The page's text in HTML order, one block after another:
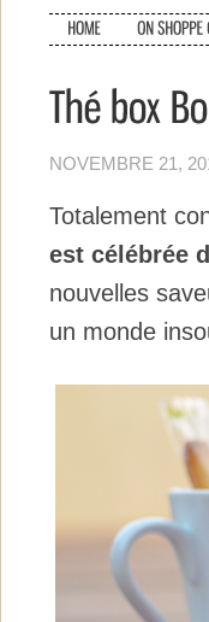
NOVEMBRE 21,
Totalement
est célébrée
nouvelles
un monde